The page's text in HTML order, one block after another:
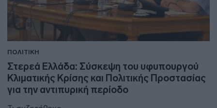
ΠΟΛΙΤΙΚΗ
Στερεά Ελλάδα: Σύσκεψη του υφυπουργού
Κλιματικής Κρίσης και Πολιτικής Προστασίας
για την αντιπυρική περίοδο